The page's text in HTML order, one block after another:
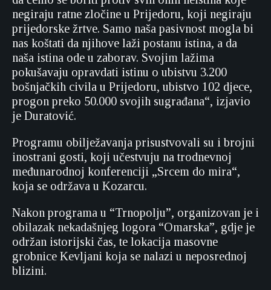
negiraju ratne zločine u Prijedoru, koji negiraju
prijedorske žrtve. Samo naša pasivnost mogla bi
nas koštati da njihove laži postanu istina, a da
naša istina ode u zaborav. Svojim lažima
pokušavaju opravdati istinu o ubistvu 3.200
bošnjačkih civila u Prijedoru, ubistvo 102 djece,
progon preko 50.000 svojih sugrađana“, izjavio
je Duratović.
Programu obilježavanja prisustvovali su i brojni
inostrani gosti, koji učestvuju na trodnevnoj
međunarodnoj konferenciji „Srcem do mira“,
koja se održava u Kozarcu.
Nakon programa u “Trnopolju”, organizovan je i
obilazak nekadašnjeg logora “Omarska”, gdje je
održan istorijski čas, te lokacija masovne
grobnice Kevljani koja se nalazi u neposrednoj
blizini.